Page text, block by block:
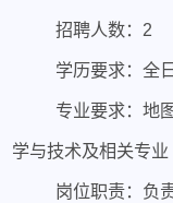
招聘人数：2
学历要求：全
专业要求：地
学与技术及相关专业
岗位职责：负